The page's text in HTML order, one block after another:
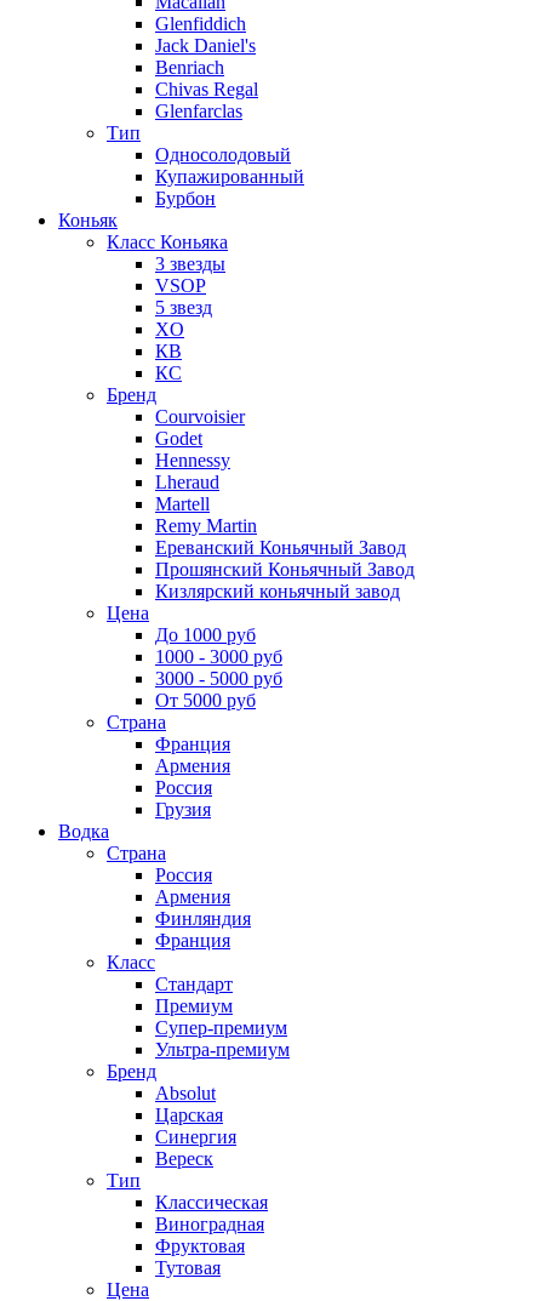
Glenfiddich
Jack Daniel's
Benriach
Chivas Regal
Glenfarclas
Тип
Односолодовый
Купажированный
Бурбон
Коньяк
Класс Коньяка
3 звезды
VSOP
5 звезд
XO
КВ
КС
Бренд
Courvoisier
Godet
Hennessy
Lheraud
Martell
Remy Martin
Ереванский Коньячный Завод
Прошянский Коньячный Завод
Кизлярский коньячный завод
Цена
До 1000 руб
1000 - 3000 руб
3000 - 5000 руб
От 5000 руб
Страна
Франция
Армения
Россия
Грузия
Водка
Страна
Россия
Армения
Финляндия
Франция
Класс
Стандарт
Премиум
Супер-премиум
Ультра-премиум
Бренд
Absolut
Царская
Синергия
Вереск
Тип
Классическая
Виноградная
Фруктовая
Тутовая
Цена